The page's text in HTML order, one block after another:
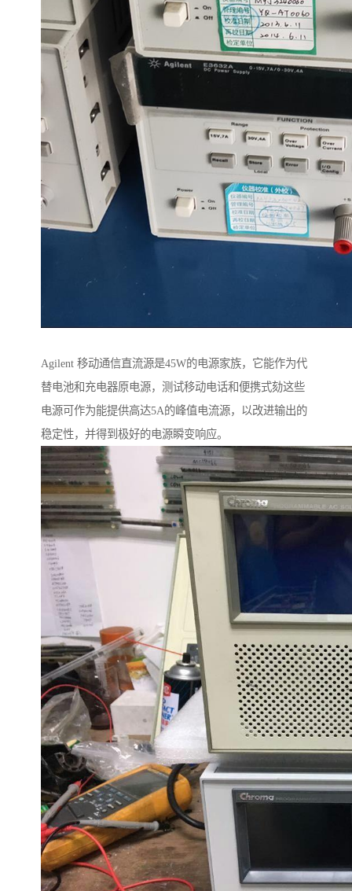
Agilent 移动通信直流源是45W的电源家族，它能作为代
替电池和充电器原电源，测试移动电话和便携式劾这些
电源可作为能提供高达5A的峰值电流源，以改进输出的
稳定性，并得到极好的电源瞬变响应。